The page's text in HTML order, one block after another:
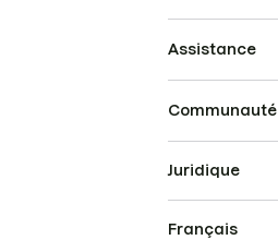
Assistance
Communauté
Juridique
Français